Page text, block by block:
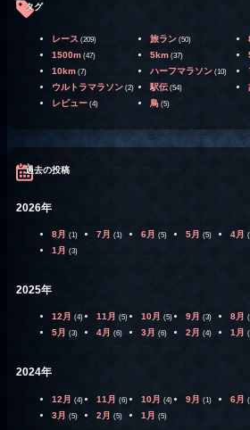
タグ
レース (209) 旅ラン (50)
1500m (47) 5km (37)
10km (7) ハーフマラソン (10)
ウルトラマラソン (2) 駅伝 (54)
レビュー (4) 鳥 (5)
過去の投稿
2026年
8月 (1) 7月 (1) 6月 (5) 5月 (5) 4月
1月 (3)
2025年
12月 (4) 11月 (5) 10月 (5) 9月 (3) 8月
5月 (3) 4月 (6) 3月 (6) 2月 (4) 1月
2024年
12月 (4) 11月 (6) 10月 (4) 9月 (1) 6月
3月 (5) 2月 (5) 1月 (5)